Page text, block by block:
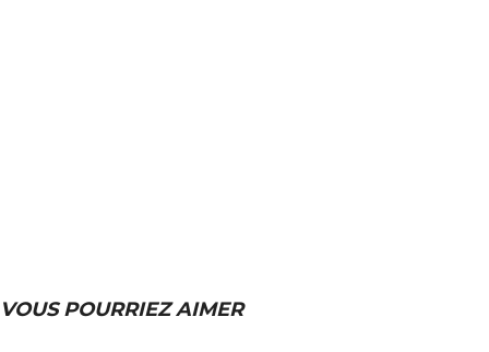
VOUS POURRIEZ AIMER